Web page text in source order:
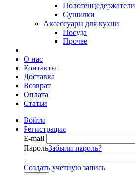
Полотенцедержатели
Сушилки
Аксессуары для кухни
Посуда
Прочее
О нас
Контакты
Доставка
Возврат
Оплата
Статьи
Войти
Регистрация
E-mail
ПарольЗабыли пароль?
Создать учетную запись